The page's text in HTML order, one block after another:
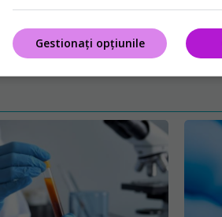
Gestionați opțiunile